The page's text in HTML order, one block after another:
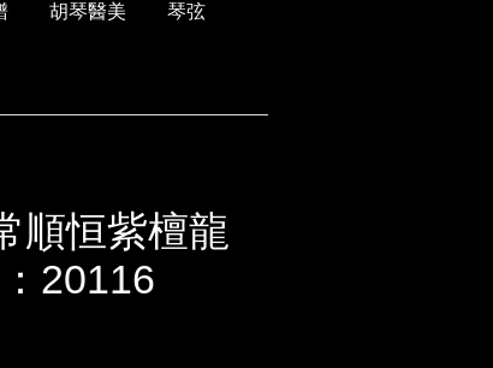
胡琴醫美 琴弦
順恒紫檀龍
20116